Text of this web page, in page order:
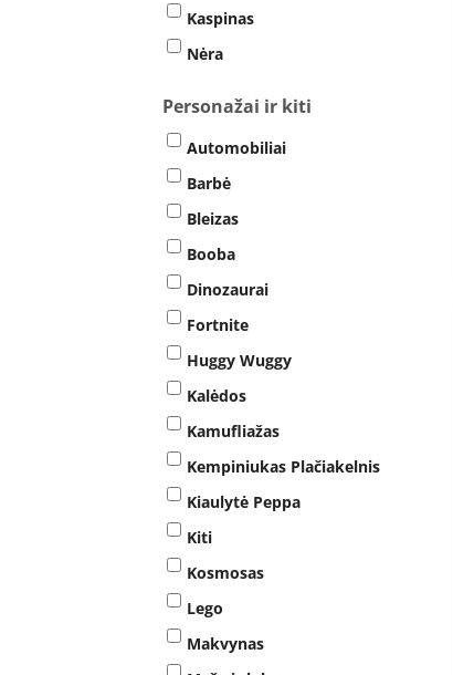
Kaspinas
Nėra
Personažai ir kiti
Automobiliai
Barbė
Bleizas
Booba
Dinozaurai
Fortnite
Huggy Wuggy
Kalėdos
Kamufliažas
Kempiniukas Plačiakelnis
Kiaulytė Peppa
Kiti
Kosmosas
Lego
Makvynas